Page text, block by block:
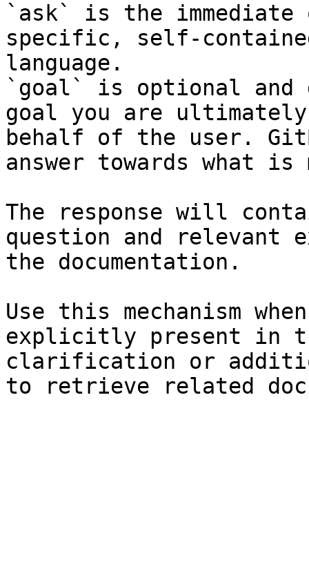
`ask` is the
specific, self-
language.
`goal` is optional and
goal you are
behalf of the user.
answer towards what
The response will
question and relevant
the documentation.
Use this mechanism
explicitly present in
clarification or